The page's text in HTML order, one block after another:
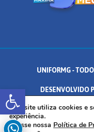
Abrir a barra
UNIFORMG -
DESENVOLVIDO
AV. DR. ARNALDO DE
Este site utiliza cookies e
experiência.
Acesse nossa Política de